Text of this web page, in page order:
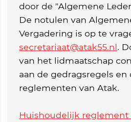
door de "Algemene
De notulen van
Vergadering is op te
secretariaat@atak55.nl.
van het lidmaatschap
aan de gedragsregels en
reglementen van Atak.
Huishoudelijk reglement